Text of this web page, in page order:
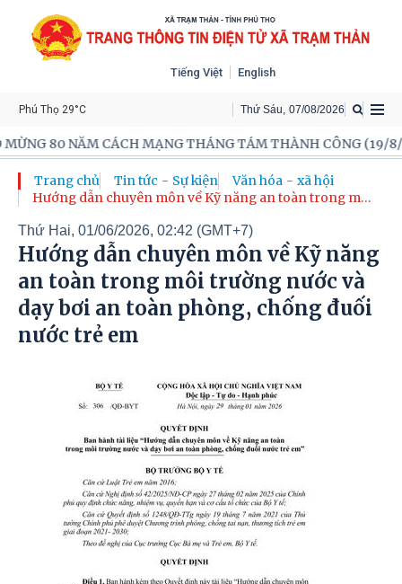
Tiếng Việt English
Thứ Sáu 07/08/2026
Phú Thọ 29°C
NĂM CÁCH MẠNG THÁNG TÁM THÀNH CÔNG (19/8/1945-
Trang chủ Tin tức - Sự kiện
Văn hóa - xã hội
Hướng dẫn chuyên môn về Kỹ năng an toàn trong môi
nước trẻ em
Thứ Hai, 01/06/2026, 02:42 (GMT+7)
Hướng dẫn chuyên môn về Kỹ năng
an toàn trong môi trường nước và
dạy bơi an toàn phòng, chống đuối
nước trẻ em